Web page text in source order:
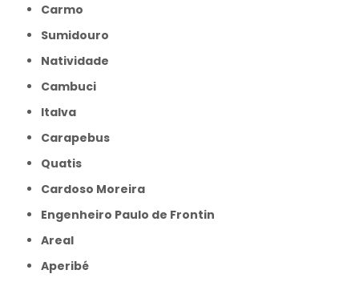
Carmo
Sumidouro
Natividade
Cambuci
Italva
Carapebus
Quatis
Cardoso Moreira
Engenheiro Paulo de Frontin
Areal
Aperibé